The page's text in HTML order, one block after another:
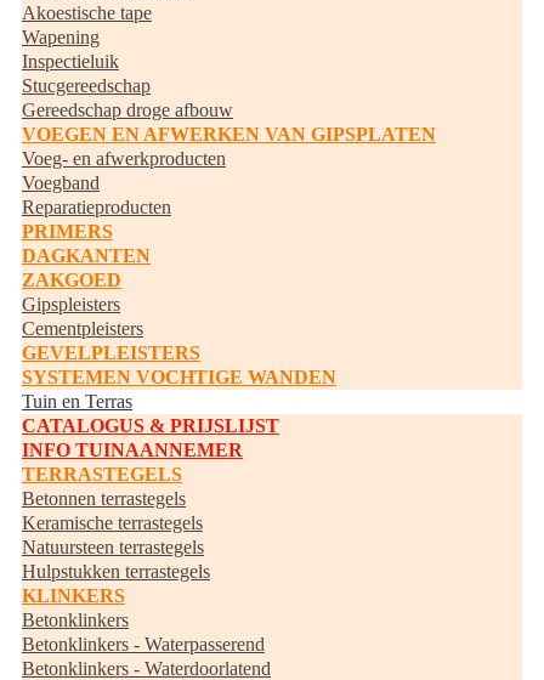
Akoestische tape
Wapening
Inspectieluik
Stucgereedschap
Gereedschap droge afbouw
VOEGEN EN AFWERKEN VAN GIPSPLATEN
Voeg- en afwerkproducten
Voegband
Reparatieproducten
PRIMERS
DAGKANTEN
ZAKGOED
Gipspleisters
Cementpleisters
GEVELPLEISTERS
SYSTEMEN VOCHTIGE WANDEN
Tuin en Terras
CATALOGUS & PRIJSLIJST
INFO TUINAANNEMER
TERRASTEGELS
Betonnen terrastegels
Keramische terrastegels
Natuursteen terrastegels
Hulpstukken terrastegels
KLINKERS
Betonklinkers
Betonklinkers - Waterpasserend
Betonklinkers - Waterdoorlatend